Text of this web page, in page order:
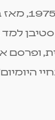
במדיטציית
בחו"ל.